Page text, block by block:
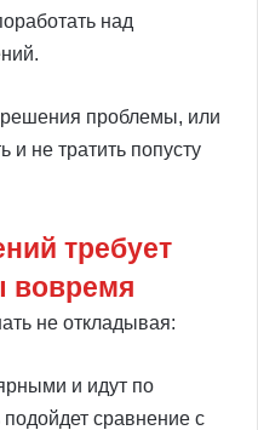
над
решения проблемы, или
и не тратить попусту
требует
вовремя
не откладывая:
и идут по
сравнение с